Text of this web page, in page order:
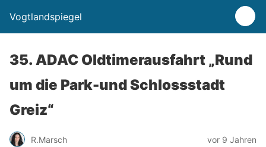
Vogtlandspiegel
35. ADAC Oldtimerausfahrt „Rund
um die Park-und Schlossstadt
Greiz“
R.Marsch vor 9 Jahren